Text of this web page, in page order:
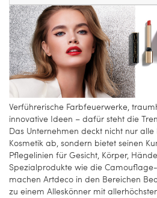
Verführerische Farbfeuerwerke,
innovative Ideen – dafür steht die
Das Unternehmen deckt nicht nur
Kosmetik ab, sondern bietet seinen
Pflegelinien für Gesicht, Körper,
Spezialprodukte wie die
machen Artdeco in den Bereichen
zu einem Alleskönner mit